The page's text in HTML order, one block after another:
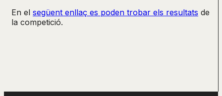
En el següent enllaç es poden trobar els resultats de
la competició.